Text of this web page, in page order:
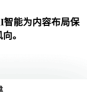
能为内容布局保
。